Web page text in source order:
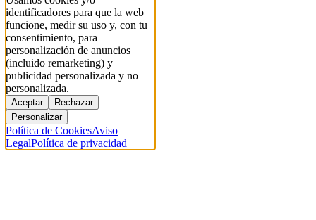
identificadores para que la web
funcione, medir su uso y, con tu
consentimiento, para
personalización de anuncios
(incluido remarketing) y
publicidad personalizada y no
personalizada.
Aceptar
Rechazar
Personalizar
Política de CookiesAviso
LegalPolítica de privacidad